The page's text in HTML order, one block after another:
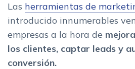
Las herramientas de
introducido innumerables
empresas a la hora de
los clientes, captar leads y
conversión.